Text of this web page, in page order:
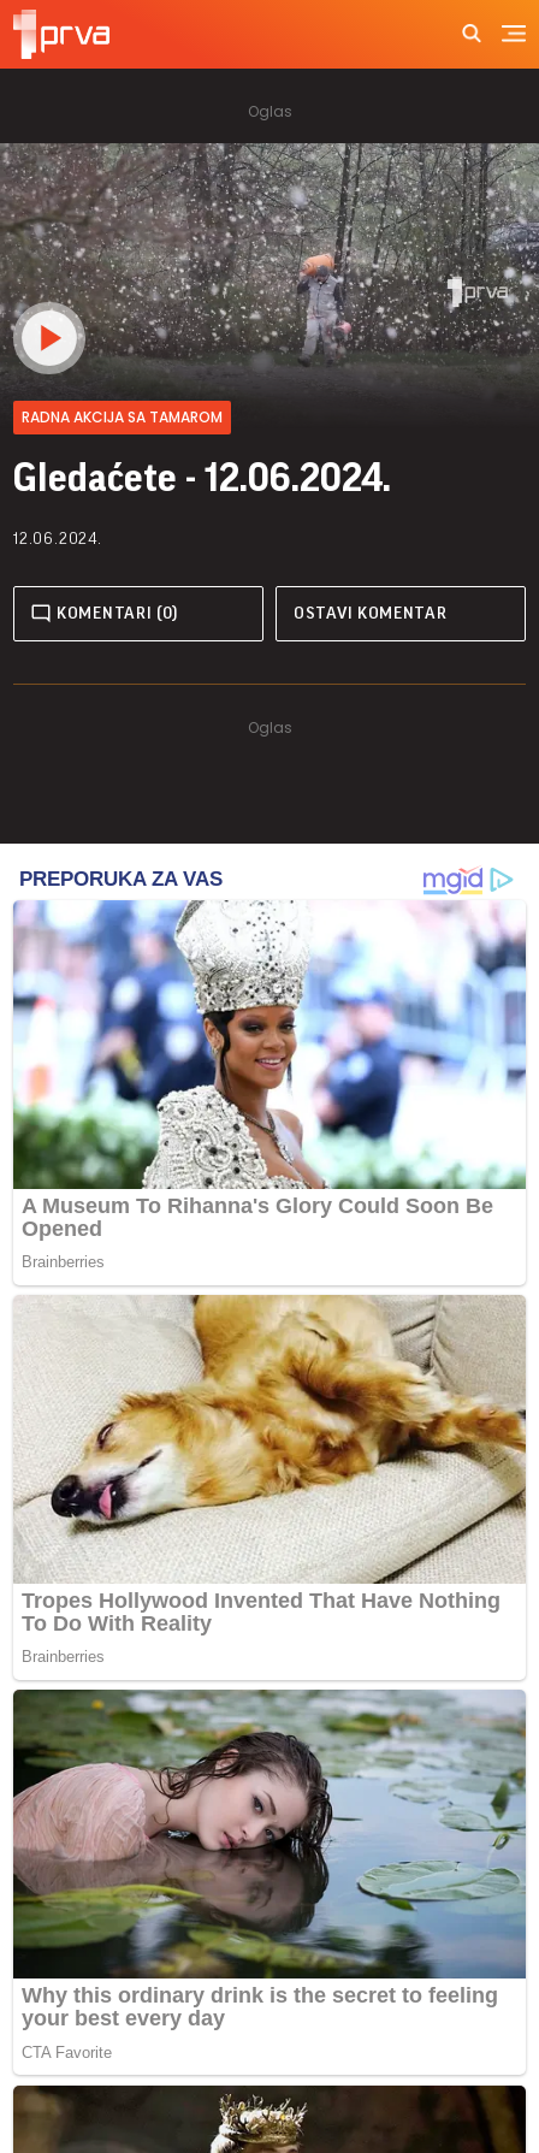
RADNA AKCIJA SA TAMAROM
Gledaćete - 12.06.2024.
12.06.2024.
KOMENTARI (0) OSTAVI KOMENTAR